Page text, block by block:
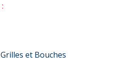
Grilles et Bouches